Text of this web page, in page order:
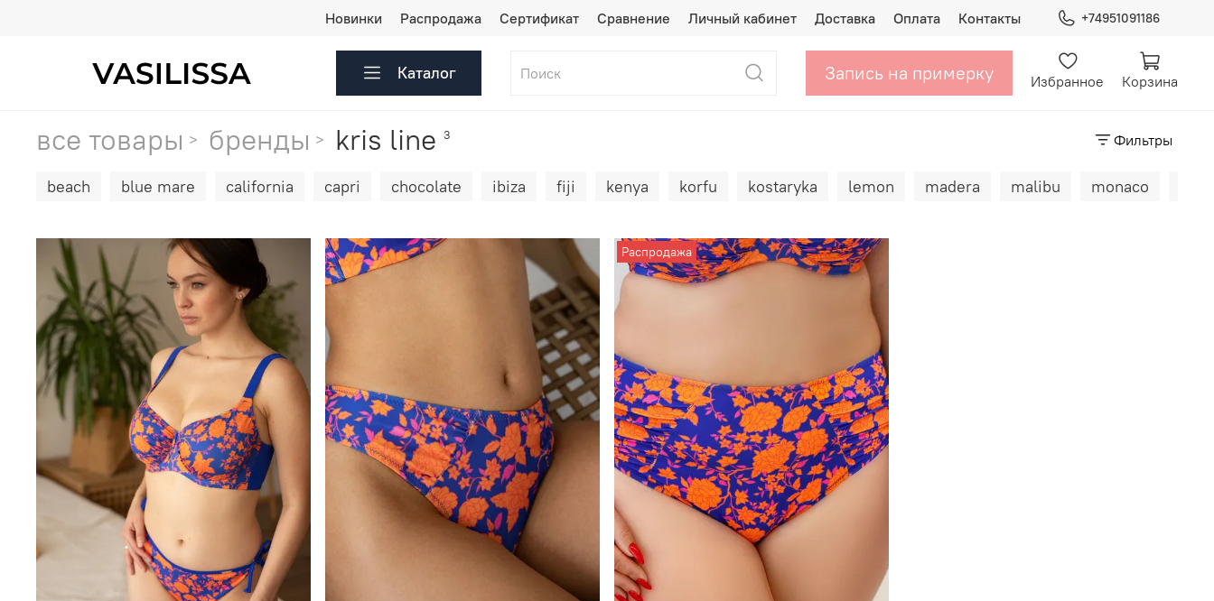
Новинки Распродажа Сертификат Сравнение Личный кабинет Доставка Оплата Контакты +74951091186
Каталог Запись на примерку Избранное Корзина
все товары бренды kris line 3 Фильтры
beach blue mare california capri chocolate ibiza fiji kenya korfu kostaryka lemon madera malibu monaco
Распродажа